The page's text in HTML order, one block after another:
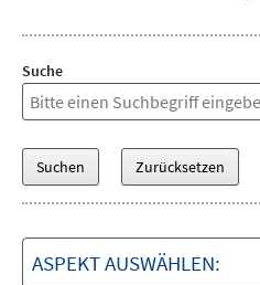
Suche
ASPEKT AUSWÄHLEN: